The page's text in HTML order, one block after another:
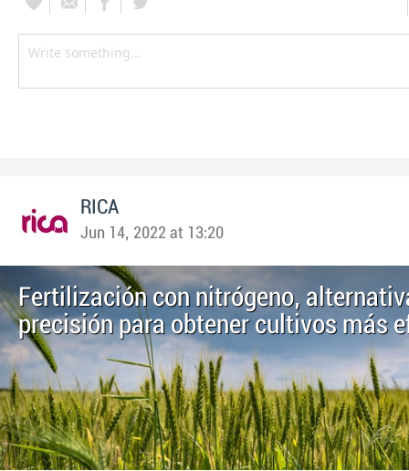
RICA
Jun 14, 2022 at 13:20
Fertilización con nitrógeno,
precisión para obtener cultivos más